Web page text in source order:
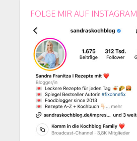
FOLGE MIR AUF INSTAGRAM